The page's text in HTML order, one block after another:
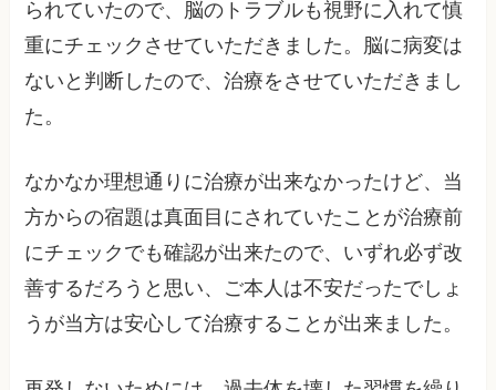
られていたので、脳のトラブルも視野に入れて慎
重にチェックさせていただきました。脳に病変は
ないと判断したので、治療をさせていただきまし
た。
なかなか理想通りに治療が出来なかったけど、当
方からの宿題は真面目にされていたことが治療前
にチェックでも確認が出来たので、いずれ必ず改
善するだろうと思い、ご本人は不安だったでしょ
うが当方は安心して治療することが出来ました。